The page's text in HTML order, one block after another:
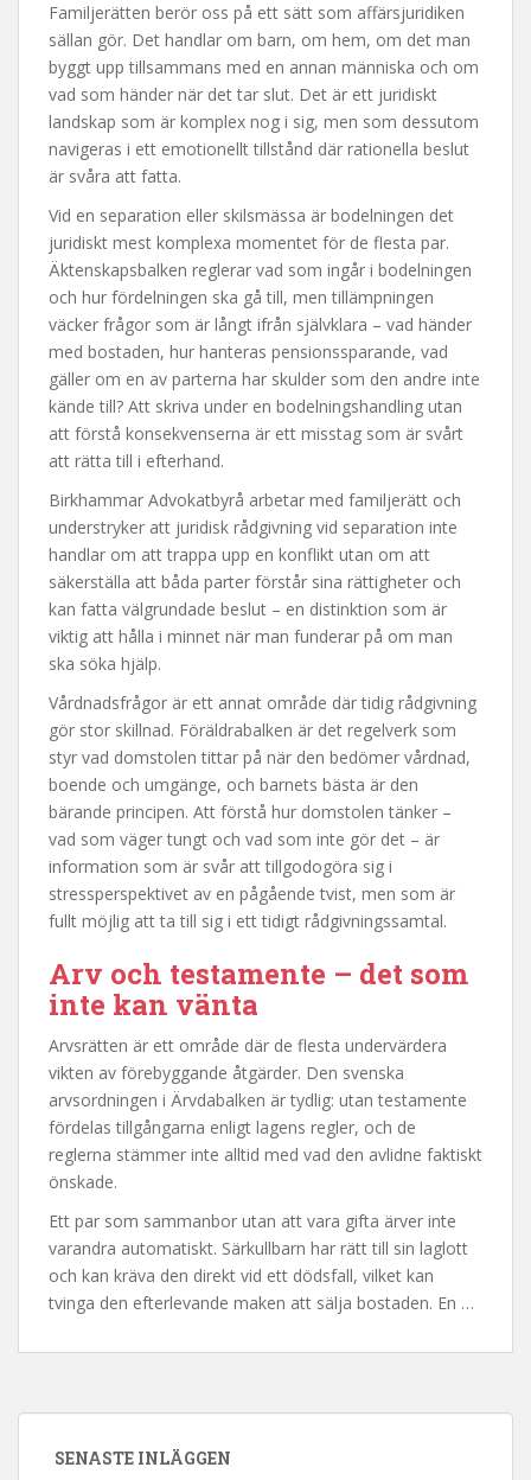
Familjerätten berör oss på ett sätt som affärsjuridiken
sällan gör. Det handlar om barn, om hem, om det man
byggt upp tillsammans med en annan människa och om
vad som händer när det tar slut. Det är ett juridiskt
landskap som är komplex nog i sig, men som dessutom
navigeras i ett emotionellt tillstånd där rationella beslut
är svåra att fatta.
Vid en separation eller skilsmässa är bodelningen det
juridiskt mest komplexa momentet för de flesta par.
Äktenskapsbalken reglerar vad som ingår i bodelningen
och hur fördelningen ska gå till, men tillämpningen
väcker frågor som är långt ifrån självklara – vad händer
med bostaden, hur hanteras pensionssparande, vad
gäller om en av parterna har skulder som den andre inte
kände till? Att skriva under en bodelningshandling utan
att förstå konsekvenserna är ett misstag som är svårt
att rätta till i efterhand.
Birkhammar Advokatbyrå arbetar med familjerätt och
understryker att juridisk rådgivning vid separation inte
handlar om att trappa upp en konflikt utan om att
säkerställa att båda parter förstår sina rättigheter och
kan fatta välgrundade beslut – en distinktion som är
viktig att hålla i minnet när man funderar på om man
ska söka hjälp.
Vårdnadsfrågor är ett annat område där tidig rådgivning
gör stor skillnad. Föräldrabalken är det regelverk som
styr vad domstolen tittar på när den bedömer vårdnad,
boende och umgänge, och barnets bästa är den
bärande principen. Att förstå hur domstolen tänker –
vad som väger tungt och vad som inte gör det – är
information som är svår att tillgodogöra sig i
stressperspektivet av en pågående tvist, men som är
fullt möjlig att ta till sig i ett tidigt rådgivningssamtal.
Arv och testamente – det som
inte kan vänta
Arvsrätten är ett område där de flesta undervärdera
vikten av förebyggande åtgärder. Den svenska
arvsordningen i Ärvdabalken är tydlig: utan testamente
fördelas tillgångarna enligt lagens regler, och de
reglerna stämmer inte alltid med vad den avlidne faktiskt
önskade.
Ett par som sammanbor utan att vara gifta ärver inte
varandra automatiskt. Särkullbarn har rätt till sin laglott
och kan kräva den direkt vid ett dödsfall, vilket kan
tvinga den efterlevande maken att sälja bostaden. En …
SENASTE INLÄGGEN